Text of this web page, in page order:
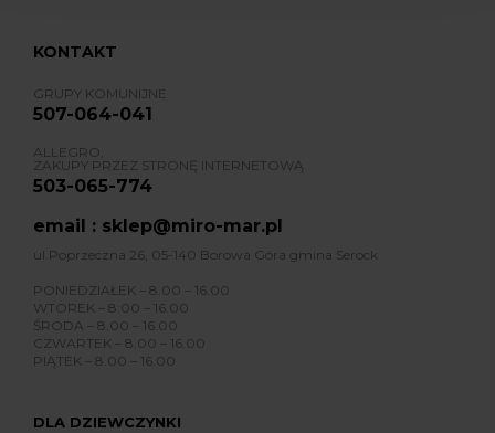
KONTAKT
GRUPY KOMUNIJNE
507-064-041
ALLEGRO,
ZAKUPY PRZEZ STRONĘ INTERNETOWĄ
503-065-774
email : sklep@miro-mar.pl
ul.Poprzeczna 26, 05-140 Borowa Góra gmina Serock
PONIEDZIAŁEK – 8.00 – 16.00
WTOREK – 8:00 – 16.00
ŚRODA – 8.00 – 16.00
CZWARTEK – 8.00 – 16.00
PIĄTEK – 8.00 – 16.00
DLA DZIEWCZYNKI